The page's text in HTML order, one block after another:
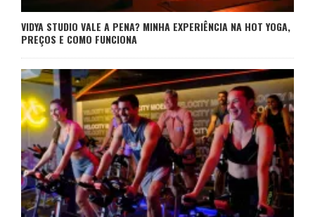
VIDYA STUDIO VALE A PENA? MINHA EXPERIÊNCIA NA HOT YOGA,
PREÇOS E COMO FUNCIONA